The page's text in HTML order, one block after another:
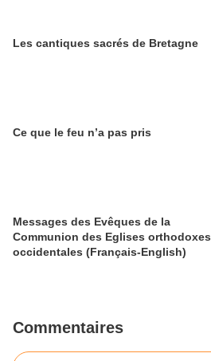
Les cantiques sacrés de Bretagne
Ce que le feu n’a pas pris
Messages des Evêques de la
Communion des Eglises orthodoxes
occidentales (Français-English)
Commentaires